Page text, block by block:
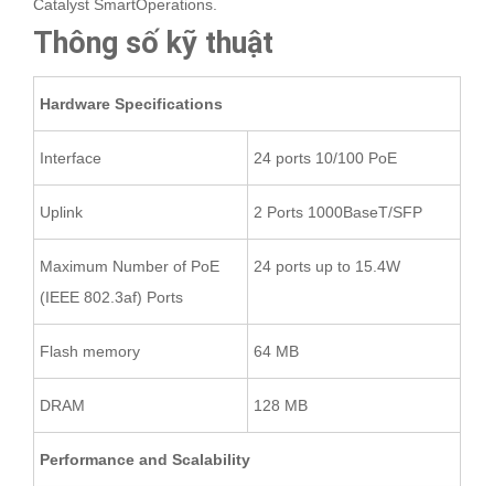
Catalyst SmartOperations.
Thông số kỹ thuật
Hardware Specifications
Interface 24 ports 10/100 PoE
Uplink 2 Ports 1000BaseT/SFP
Maximum Number of PoE
(IEEE 802.3af) Ports
24 ports up to 15.4W
Flash memory 64 MB
DRAM 128 MB
Performance and Scalability